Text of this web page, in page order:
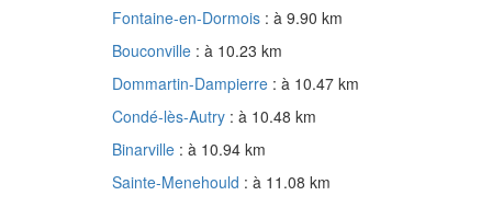
Fontaine-en-Dormois : à 9.90 km
Bouconville : à 10.23 km
Dommartin-Dampierre : à 10.47 km
Condé-lès-Autry : à 10.48 km
Binarville : à 10.94 km
Sainte-Menehould : à 11.08 km